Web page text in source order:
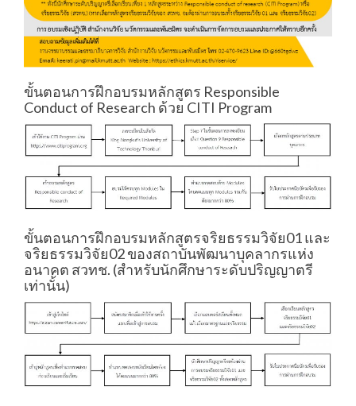
ขั้นตอนการฝึกอบรมหลักสูตร Responsible
Conduct of Research ด้วย CITI Program
ขั้นตอนการฝึกอบรมหลักสูตรจริยธรรมวิจัย01 และ
จริยธรรมวิจัย02 ของสถาบันพัฒนาบุคลากรแห่ง
อนาคต สวทช. (สำหรับนักศึกษาระดับปริญญาตรี
เท่านั้น)